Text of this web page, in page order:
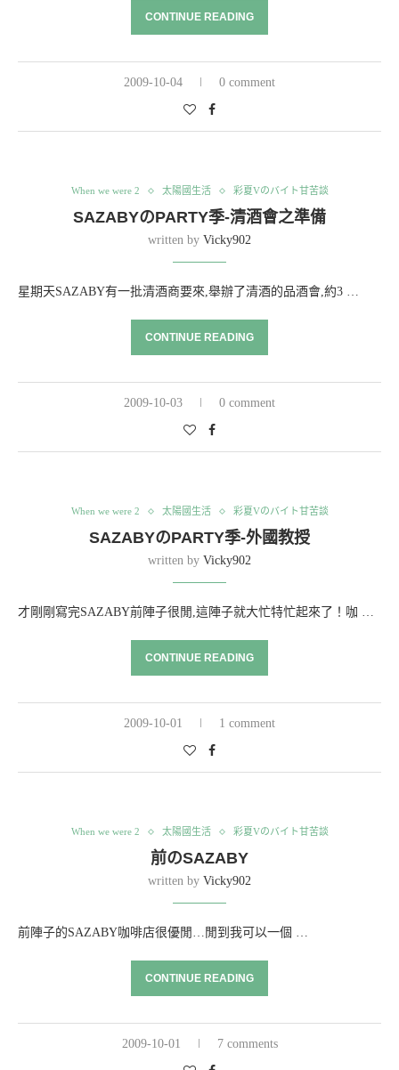
CONTINUE READING
2009-10-04 0 comment
When we were 2 太陽國生活 彩夏Vのバイト甘苦談
SAZABYのPARTY季-清酒會之準備
written by Vicky902
星期天SAZABY有一批清酒商要來,舉辦了清酒的品酒會,約3 …
CONTINUE READING
2009-10-03 0 comment
When we were 2 太陽國生活 彩夏Vのバイト甘苦談
SAZABYのPARTY季-外國教授
written by Vicky902
才剛剛寫完SAZABY前陣子很閒,這陣子就大忙特忙起來了！咖 …
CONTINUE READING
2009-10-01 1 comment
When we were 2 太陽國生活 彩夏Vのバイト甘苦談
前のSAZABY
written by Vicky902
前陣子的SAZABY咖啡店很優閒…閒到我可以一個 …
CONTINUE READING
2009-10-01 7 comments